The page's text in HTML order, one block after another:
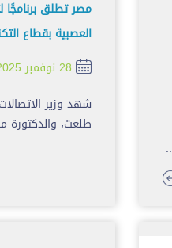
مصر تطلق برنامجًا
العصبية بقطاع
28 نوفمبر 2025
شهد وزير
طلعت، والدكتورة